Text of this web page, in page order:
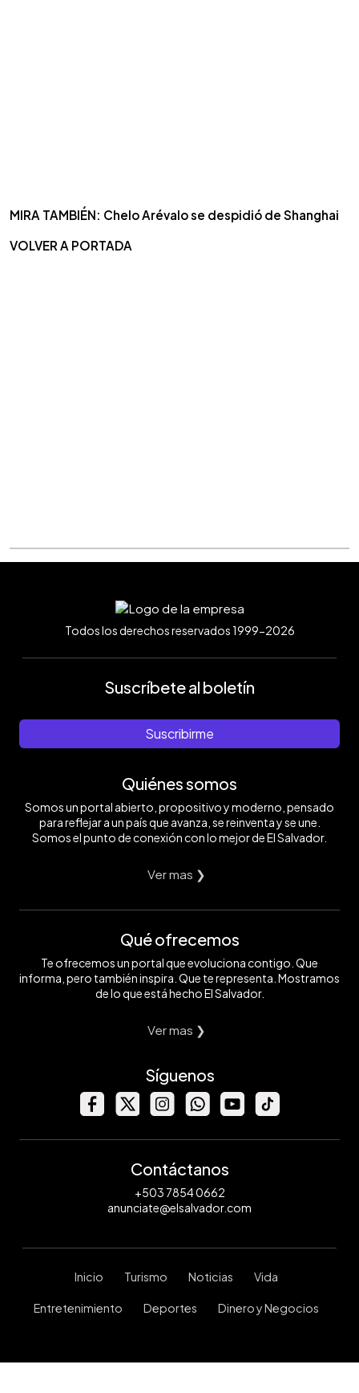
MIRA TAMBIÉN: Chelo Arévalo se despidió de Shanghai
VOLVER A PORTADA
Todos los derechos reservados 1999-2026
Suscríbete al boletín
Suscribirme
Quiénes somos
Somos un portal abierto, propositivo y moderno, pensado
para reflejar a un país que avanza, se reinventa y se une.
Somos el punto de conexión con lo mejor de El Salvador.
Ver mas ❯
Qué ofrecemos
Te ofrecemos un portal que evoluciona contigo. Que
informa, pero también inspira. Que te representa. Mostramos
de lo que está hecho El Salvador.
Ver mas ❯
Síguenos
Contáctanos
+503 7854 0662
anunciate@elsalvador.com
Inicio Turismo Noticias Vida
Entretenimiento Deportes Dinero y Negocios